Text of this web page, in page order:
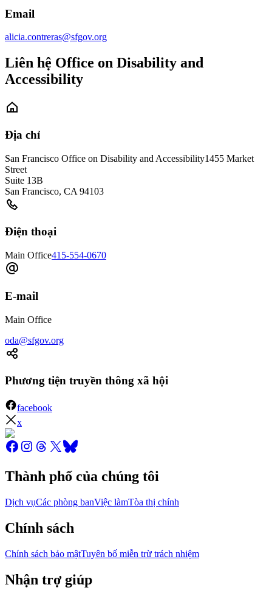
Email
alicia.contreras@sfgov.org
Liên hệ Office on Disability and
Accessibility
Địa chỉ
San Francisco Office on Disability and Accessibility1455 Market
Street
Suite 13B
San Francisco, CA 94103
Điện thoại
Main Office415-554-0670
E-mail
Main Office
oda@sfgov.org
Phương tiện truyền thông xã hội
facebook
x
Thành phố của chúng tôi
Dịch vụCác phòng banViệc làmTòa thị chính
Chính sách
Chính sách bảo mậtTuyên bố miễn trừ trách nhiệm
Nhận trợ giúp